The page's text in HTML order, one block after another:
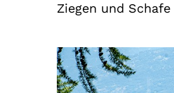
Ziegen und